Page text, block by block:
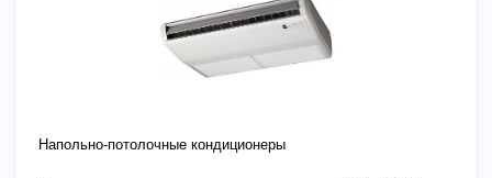
Напольно-потолочные кондиционеры